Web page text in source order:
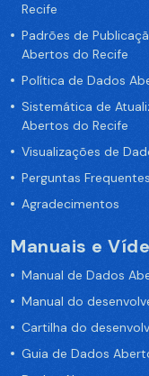
Recife
Padrões de
Abertos do Recife
Política de Dados
Sistemática de
Abertos do Recife
Visualizações de
Perguntas Frequentes
Agradecimentos
Manuais e
Manual de Dados
Manual do
Cartilha do
Guia de Dados